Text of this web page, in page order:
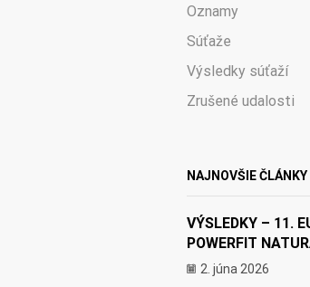
Oznamy
Súťaže
Výsledky súťaží
Zrušené udalosti
NAJNOVŠIE ČLÁNKY
VÝSLEDKY – 11.
POWERFIT
2. júna 2026